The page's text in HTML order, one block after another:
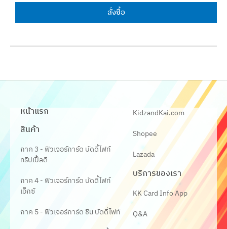
สั่งซื้อ
หน้าแรก
สินค้า
ภาค 3 - ฟิวเจอร์การ์ด บัดดี้ไฟท์
ทริปเปิ้ลดี
ภาค 4 - ฟิวเจอร์การ์ด บัดดี้ไฟท์
เอ็กซ์
ภาค 5 - ฟิวเจอร์การ์ด ชิน บัดดี้ไฟท์
KidzandKai.com
Shopee
Lazada
บริการของเรา
KK Card Info App
Q&A